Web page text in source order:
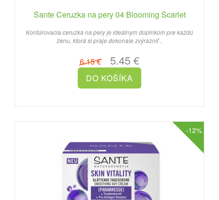
Sante Ceruzka na pery 04 Blooming Scarlet
Kontúrovacia ceruzka na pery je ideálnym doplnkom pre každú
ženu, ktorá si praje dokonale zvýrazniť ..
6.15 €5.45 €
-12%